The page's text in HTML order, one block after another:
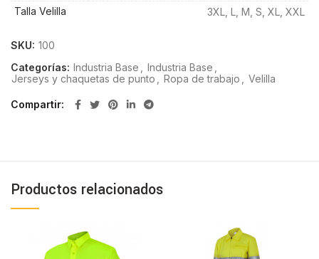
Talla Velilla
3XL, L, M, S, XL, XXL
SKU: 100
Categorías: Industria Base Industria Base
Jerseys y chaquetas de punto
Ropa de trabajo Velilla
Compartir
Productos relacionados